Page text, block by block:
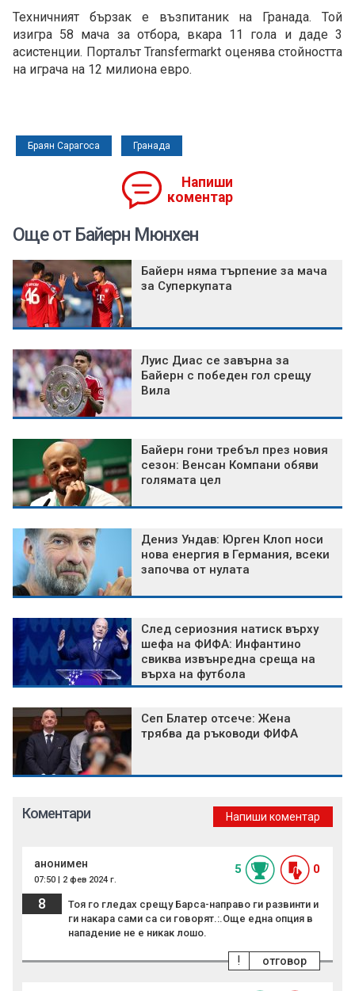
Техничният бързак е възпитаник на Гранада. Той
изигра 58 мача за отбора, вкара 11 гола и даде 3
асистенции. Порталът Transfermarkt оценява стойността
на играча на 12 милиона евро.
Браян Сарагоса Гранада
Напиши
коментар
Още от Байерн Мюнхен
Байерн няма търпение за мача
за Суперкупата
Луис Диас се завърна за
Байерн с победен гол срещу
Вила
Байерн гони требъл през новия
сезон: Венсан Компани обяви
голямата цел
Дениз Ундав: Юрген Клоп носи
нова енергия в Германия, всеки
започва от нулата
След сериозния натиск върху
шефа на ФИФА: Инфантино
свиква извънредна среща на
върха на футбола
Сеп Блатер отсече: Жена
трябва да ръководи ФИФА
Коментари Напиши коментар
анонимен
07:50 | 2 фев 2024 г.
5 0
8
Тоя го гледах срещу Барса-направо ги развинти и
ги накара сами са си говорят.:.Още една опция в
нападение не е никак лошо.
отговор
!